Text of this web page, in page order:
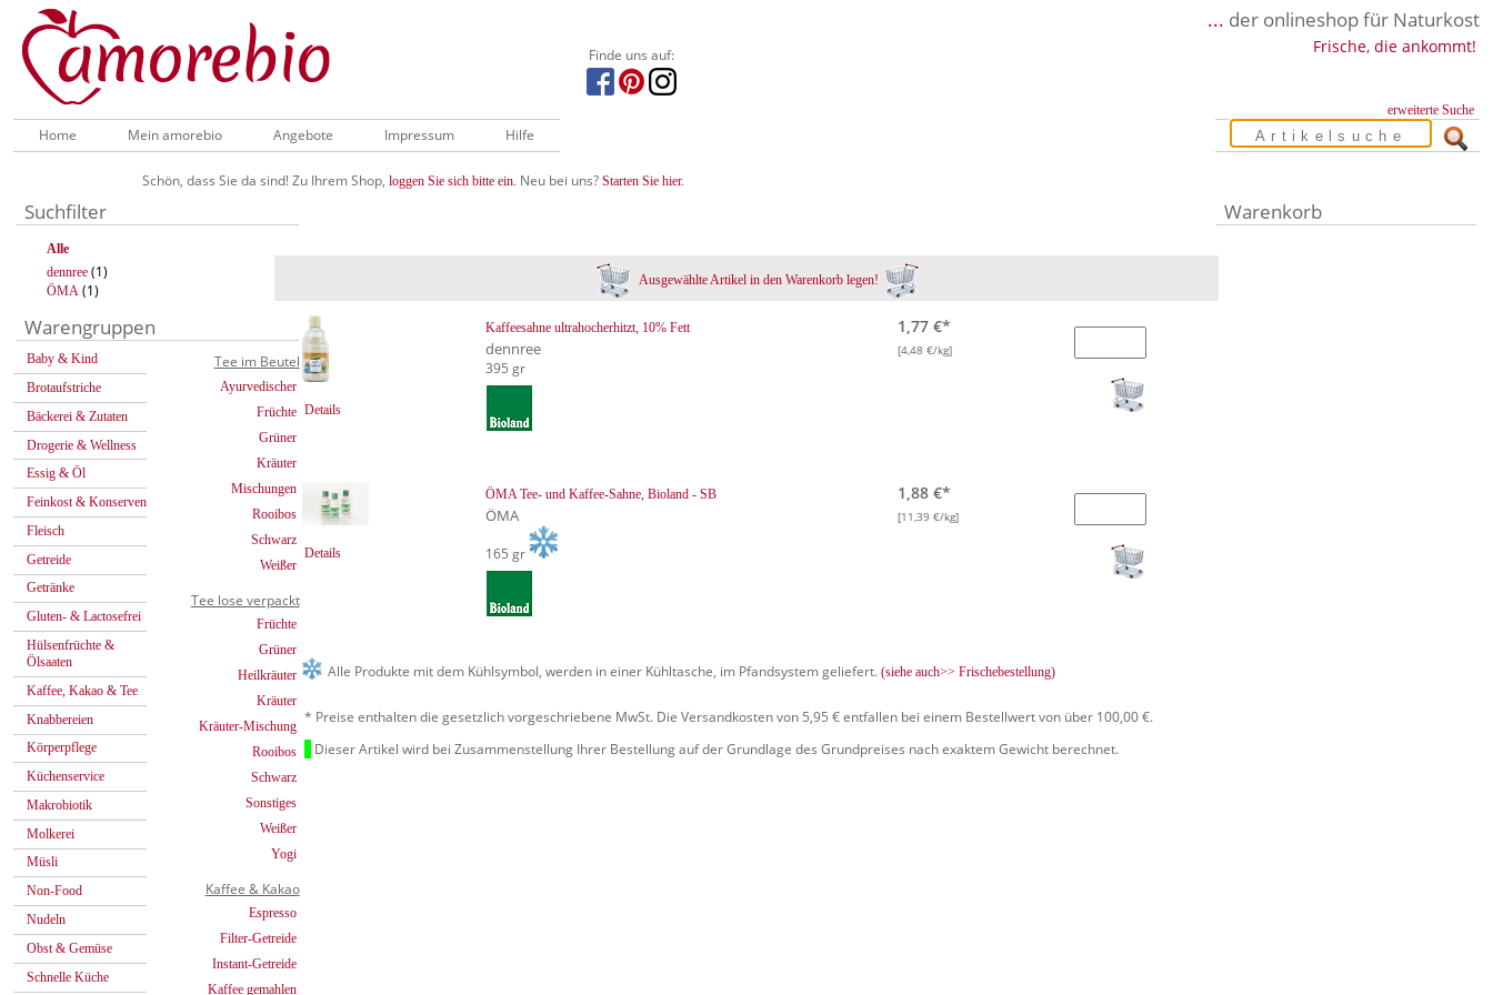
Finde uns auf:
... der onlineshop für Naturkost
Frische, die ankommt!
erweiterte Suche
Home Mein amorebio Angebote Impressum Hilfe
Schön, dass Sie da sind! Zu Ihrem Shop, loggen Sie sich bitte ein. Neu bei uns? Starten Sie hier.
Suchfilter
Alle
dennree (1)
ÖMA (1)
Warengruppen
Baby & Kind
Brotaufstriche
Bäckerei & Zutaten
Drogerie & Wellness
Essig & Öl
Feinkost & Konserven
Fleisch
Getreide
Getränke
Gluten- & Lactosefrei
Hülsenfrüchte &
Ölsaaten
Kaffee, Kakao & Tee
Knabbereien
Körperpflege
Küchenservice
Makrobiotik
Molkerei
Müsli
Non-Food
Nudeln
Obst & Gemüse
Schnelle Küche
Tee im Beutel
Ayurvedischer
Früchte
Grüner
Kräuter
Mischungen
Rooibos
Schwarz
Weißer
Tee lose verpackt
Früchte
Grüner
Heilkräuter
Kräuter
Kräuter-Mischung
Rooibos
Schwarz
Sonstiges
Weißer
Yogi
Kaffee & Kakao
Espresso
Filter-Getreide
Instant-Getreide
Kaffee gemahlen
Warenkorb
Ausgewählte Artikel in den Warenkorb legen!
Details
Kaffeesahne ultrahocherhitzt, 10% Fett
dennree
395 gr
1,77 €*
[4,48 €/kg]
Details
ÖMA Tee- und Kaffee-Sahne, Bioland - SB
ÖMA
165 gr
1,88 €*
[11,39 €/kg]
Alle Produkte mit dem Kühlsymbol, werden in einer Kühltasche, im Pfandsystem geliefert.(siehe auch>> Frischebestellung)
* Preise enthalten die gesetzlich vorgeschriebene MwSt. Die Versandkosten von 5,95 € entfallen bei einem Bestellwert von über 100,00 €.
Dieser Artikel wird bei Zusammenstellung Ihrer Bestellung auf der Grundlage des Grundpreises nach exaktem Gewicht berechnet.